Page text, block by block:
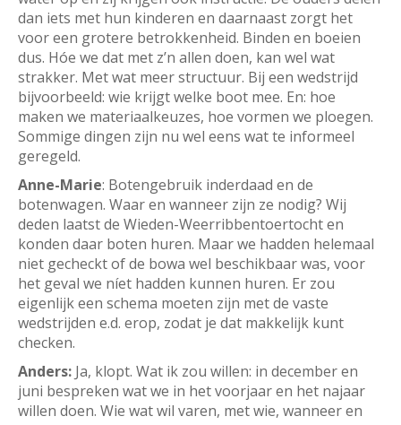
dan iets met hun kinderen en daarnaast zorgt het
voor een grotere betrokkenheid. Binden en boeien
dus. Hóe we dat met z’n allen doen, kan wel wat
strakker. Met wat meer structuur. Bij een wedstrijd
bijvoorbeeld: wie krijgt welke boot mee. En: hoe
maken we materiaalkeuzes, hoe vormen we ploegen.
Sommige dingen zijn nu wel eens wat te informeel
geregeld.
Anne-Marie: Botengebruik inderdaad en de
botenwagen. Waar en wanneer zijn ze nodig? Wij
deden laatst de Wieden-Weerribbentoertocht en
konden daar boten huren. Maar we hadden helemaal
niet gecheckt of de bowa wel beschikbaar was, voor
het geval we níet hadden kunnen huren. Er zou
eigenlijk een schema moeten zijn met de vaste
wedstrijden e.d. erop, zodat je dat makkelijk kunt
checken.
Anders: Ja, klopt. Wat ik zou willen: in december en
juni bespreken wat we in het voorjaar en het najaar
willen doen. Wie wat wil varen, met wie, wanneer en